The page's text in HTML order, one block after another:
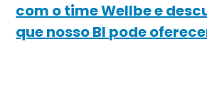
com o time Wellbe e
que nosso BI pode